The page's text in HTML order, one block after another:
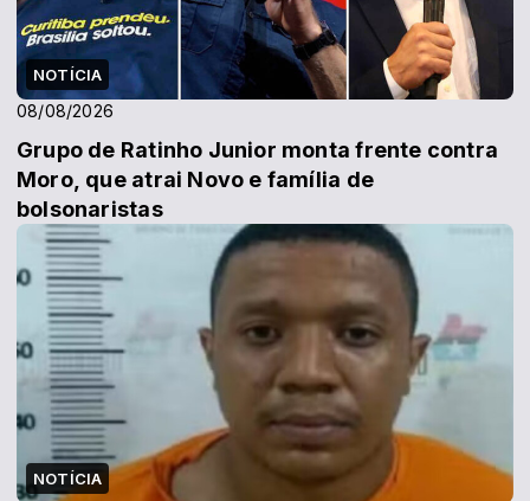
NOTÍCIA
08/08/2026
Grupo de Ratinho Junior monta frente contra
Moro, que atrai Novo e família de
bolsonaristas
NOTÍCIA